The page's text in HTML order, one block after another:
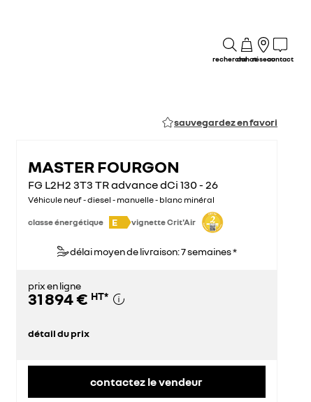
rechercheachatréseaucontact
sauvegardez en favori
MASTER FOURGON
FG L2H2 3T3 TR advance dCi 130 - 26
Véhicule neuf - diesel - manuelle - blanc minéral
classe énergétique E vignette Crit'Air
délai moyen de livraison: 7 semaines *
prix en ligne
31 894 € HT*
détail du prix
contactez le vendeur